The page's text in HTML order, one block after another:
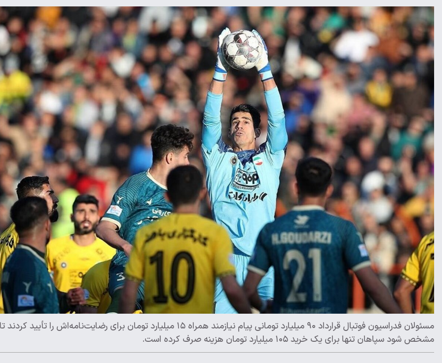
مسئولان فدراسیون فوتبال قرارداد ۹۰ میلیارد تومانی پیام نیازمند همراه ۱۵ میلیارد تومان برای رضایت‌نامه‌اش را تأیید کردند تا
مشخص شود سپاهان تنها برای یک خرید ۱۰۵ میلیارد تومان هزینه صرف کرده است.